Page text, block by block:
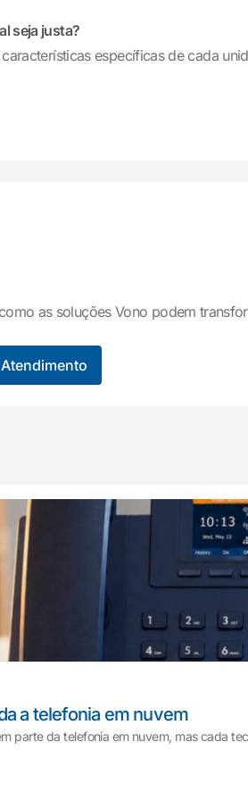
seja justa?
específicas de cada
as soluções Vono podem
a telefonia em nuvem
parte da telefonia em nuvem, mas cada